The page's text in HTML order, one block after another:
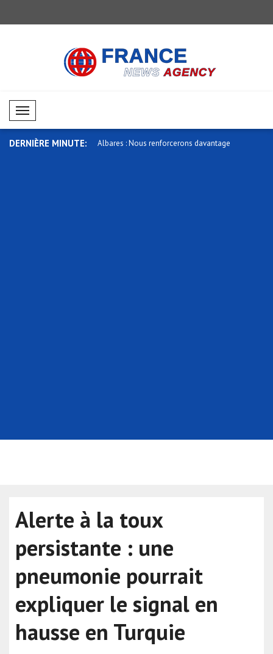
Mobil Menü
DERNIÈRE MINUTE:
renforcerons davantage Sybiha : Nous sommes profondément
Alerte à la toux
persistante : une
pneumonie pourrait
expliquer le signal en
hausse en Turquie